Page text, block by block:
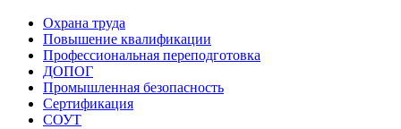
Охрана труда
Повышение квалификации
Профессиональная переподготовка
ДОПОГ
Промышленная безопасность
Сертификация
СОУТ